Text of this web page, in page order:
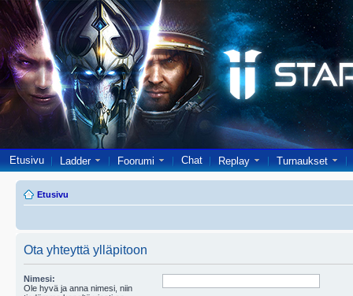
Etusivu Ladder Foorumi Chat Replay Turnaukset
Etusivu
Ota yhteyttä ylläpitoon
Nimesi:
Ole hyvä ja anna nimesi, niin